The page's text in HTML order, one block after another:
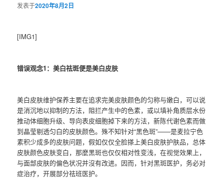
发表于2020年8月2日
[IMG1]
错误观念1：美白祛斑便是美白皮肤
美白皮肤维护保养主要在追求完美皮肤颜色的匀称与嫩白，可以说
是消沉地以抑制的方法，阻拦产生中的色素，或以填补角质层水份
推动体细胞升级、导向表皮细胞掉下来的方法，新陈代谢色素而做
到晶莹剔透匀白的皮肤颜色。殊不知针对“黑色斑”——是麦拉宁色
素积少成多的皮肤问题，假如仅仅全脸搽上美白皮肤护肤品，总体
皮肤颜色皮肤变白，那麼黑斑也仅仅相对性变浅，在视觉效果上，
与面部皮肤的偏色状况并沒有改进。因而，针对黑斑医护，务必对
症治疗，开展部分祛班医护。